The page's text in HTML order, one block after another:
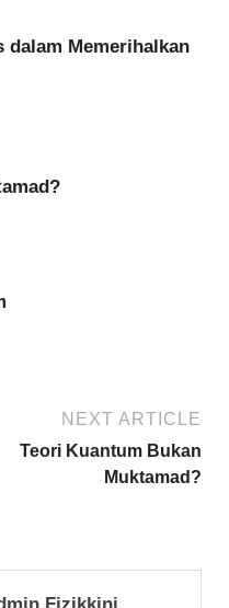
dalam Memerihalkan
NEXT ARTICLE
Teori Kuantum Bukan
Muktamad?
Fizikkini